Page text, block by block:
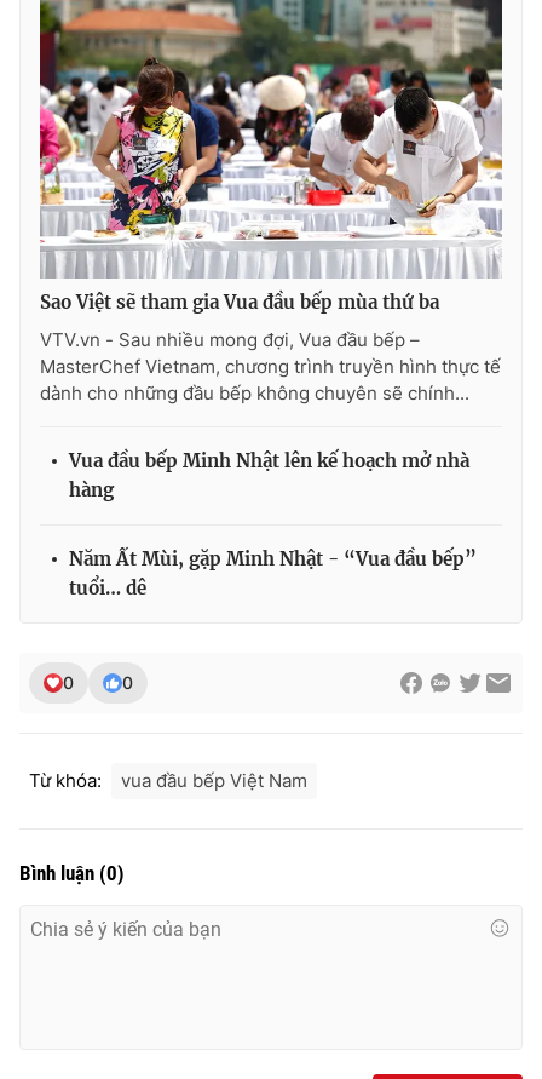
Ðiện thoại Thời báo VTV:024.66 897 897
Email: toasoan@vtv.vn
Liên hệ quảng cáo: 024-7300.7108
thuận bằng văn bản. Ghi rõ nguồn VTV.vn khi phát hành lại
thông tin từ website này.
Sao Việt sẽ tham gia Vua đầu bếp mùa thứ ba
VTV.vn - Sau nhiều mong đợi, Vua đầu bếp –
MasterChef Vietnam, chương trình truyền hình thực tế
dành cho những đầu bếp không chuyên sẽ chính...
Vua đầu bếp Minh Nhật lên kế hoạch mở nhà
hàng
Năm Ất Mùi, gặp Minh Nhật - “Vua đầu bếp”
tuổi… dê
0 0
Từ khóa: vua đầu bếp Việt Nam
Bình luận (0)